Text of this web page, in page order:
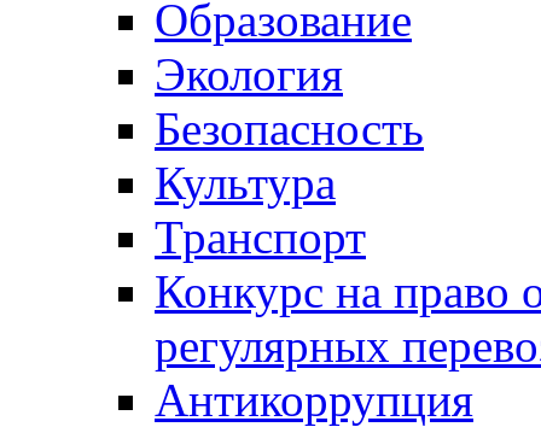
Образование
Экология
Безопасность
Культура
Транспорт
Конкурс на право
регулярных
Антикоррупция